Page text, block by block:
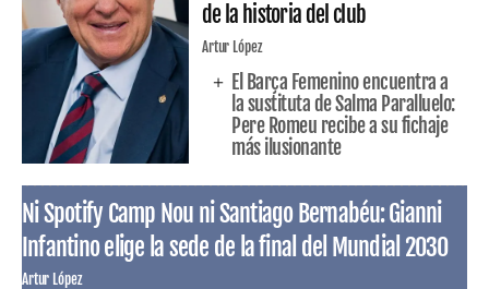
de la historia del club
Artur López
El Barça Femenino encuentra a
la sustituta de Salma Paralluelo:
Pere Romeu recibe a su fichaje
más ilusionante
Ni Spotify Camp Nou ni Santiago Bernabéu: Gianni
Infantino elige la sede de la final del Mundial 2030
Artur López